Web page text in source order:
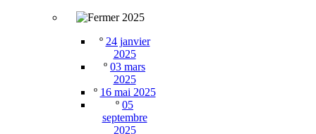
2025
º 24 janvier
2025
º 03 mars
2025
º 16 mai 2025
º 05
septembre
2025